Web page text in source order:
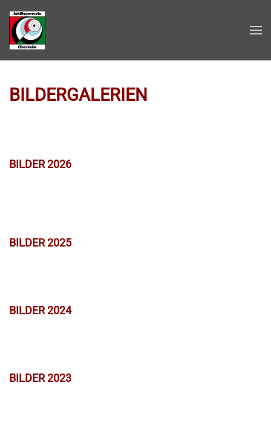
Zum Hauptinhalt springen
BILDERGALERIEN
BILDER 2026
BILDER 2025
BILDER 2024
BILDER 2023